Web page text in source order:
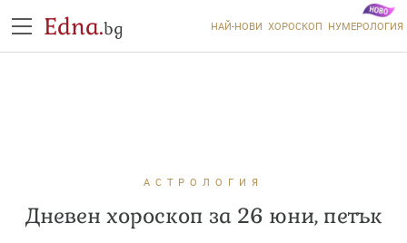
Edna.bg НАЙ-НОВИ ХОРОСКОП НУМЕРОЛОГИЯ
АСТРОЛОГИЯ
Дневен хороскоп за 26 юни, петък